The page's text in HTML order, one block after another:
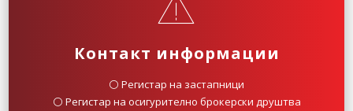
Контакт информации
⚪️ Регистар на застапници
⚪️ Регистар на осигурително брокерски друштва